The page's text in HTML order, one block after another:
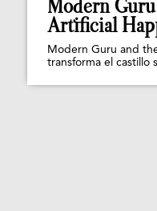
Modern
Artificial
Modern Guru and
transforma el castillo